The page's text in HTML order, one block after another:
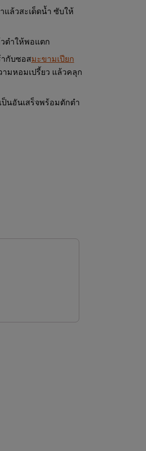
แล้วสะเด็ดน้ำ ซับให้
ตำให้พอแตก
กับซอสมะขามเปียก
มหอมเปรี้ยว แล้วคลุก
นอันเสร็จพร้อมตักตำ